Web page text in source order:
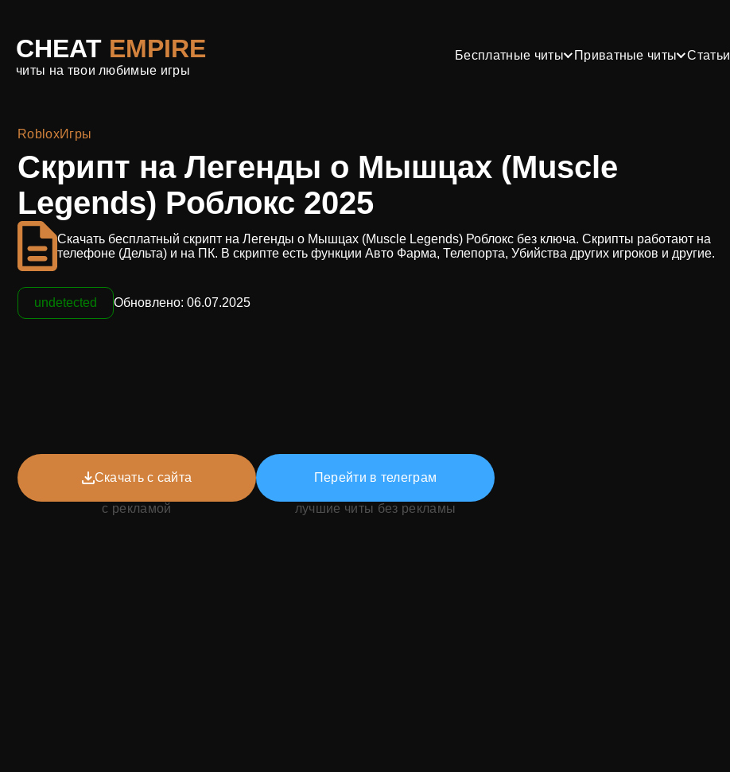
CHEAT EMPIRE
читы на твои любимые игры
Бесплатные читы Приватные читы Статьи
RobloxИгры
Скрипт на Легенды о Мышцах (Muscle
Legends) Роблокс 2025
Скачать бесплатный скрипт на Легенды о Мышцах (Muscle Legends) Роблокс без ключа. Скрипты работают на
телефоне (Дельта) и на ПК. В скрипте есть функции Авто Фарма, Телепорта, Убийства других игроков и другие.
undetected Обновлено: 06.07.2025
Скачать с сайта
с рекламой
Перейти в телеграм
лучшие читы без рекламы